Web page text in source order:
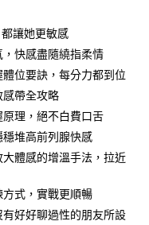
讓她更敏感
快感盡隨繞指柔情
位要訣，每分力都到位
感帶全攻略
理，絕不白費口舌
堆高前列腺快感
體感的增溫手法，拉近
式，實戰更順暢
好好聊過性的朋友所設